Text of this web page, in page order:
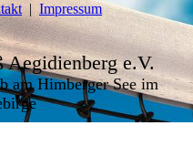
Impressum
Aegidienberg e.V.
am Himberger See im